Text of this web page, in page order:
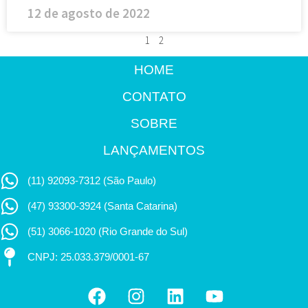
12 de agosto de 2022
1 2
HOME
CONTATO
SOBRE
LANÇAMENTOS
(11) 92093-7312 (São Paulo)
(47) 93300-3924 (Santa Catarina)
(51) 3066-1020 (Rio Grande do Sul)
CNPJ: 25.033.379/0001-67